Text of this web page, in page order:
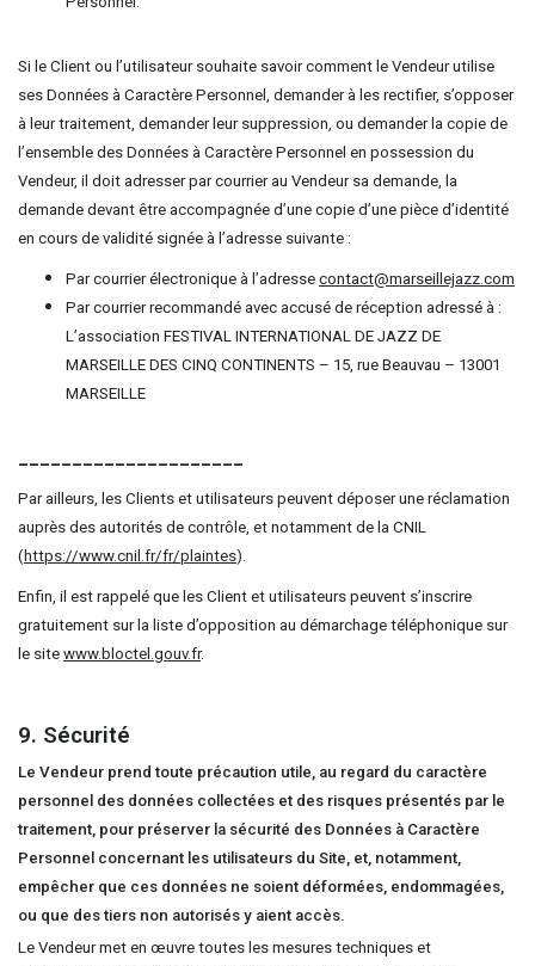
Si le Client ou l’utilisateur souhaite savoir comment le Vendeur utilise
ses Données à Caractère Personnel, demander à les rectifier, s’opposer
à leur traitement, demander leur suppression, ou demander la copie de
l’ensemble des Données à Caractère Personnel en possession du
Vendeur, il doit adresser par courrier au Vendeur sa demande, la
demande devant être accompagnée d’une copie d’une pièce d’identité
en cours de validité signée à l’adresse suivante :
Par courrier électronique à l’adresse contact@marseillejazz.com
Par courrier recommandé avec accusé de réception adressé à :
L’association FESTIVAL INTERNATIONAL DE JAZZ DE
MARSEILLE DES CINQ CONTINENTS – 15, rue Beauvau – 13001
MARSEILLE
Par ailleurs, les Clients et utilisateurs peuvent déposer une réclamation
auprès des autorités de contrôle, et notamment de la CNIL
( https://www.cnil.fr/fr/plaintes).
Enfin, il est rappelé que les Client et utilisateurs peuvent s’inscrire
gratuitement sur la liste d’opposition au démarchage téléphonique sur
le site www.bloctel.gouv.fr.
9. Sécurité
Le Vendeur prend toute précaution utile, au regard du caractère
personnel des données collectées et des risques présentés par le
traitement, pour préserver la sécurité des Données à Caractère
Personnel concernant les utilisateurs du Site, et, notamment,
empêcher que ces données ne soient déformées, endommagées,
ou que des tiers non autorisés y aient accès.
Le Vendeur met en œuvre toutes les mesures techniques et